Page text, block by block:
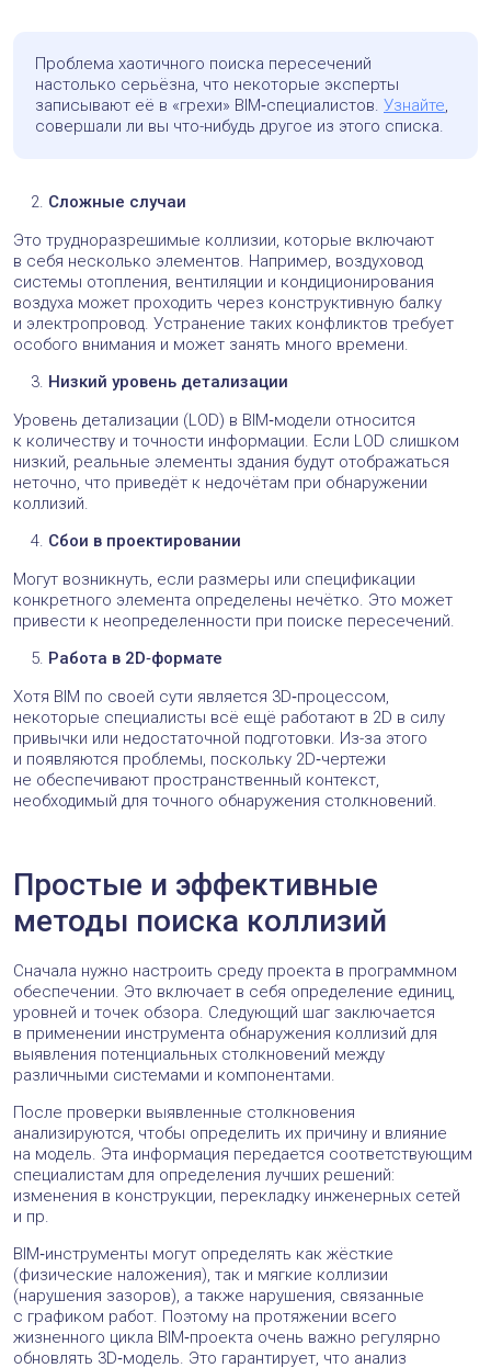
Проблема хаотичного поиска пересечений
настолько серьёзна, что некоторые эксперты
записывают её в «грехи» BIM‑специалистов. Узнайте,
совершали ли вы что-нибудь другое из этого списка.
Сложные случаи
Это трудноразрешимые коллизии, которые включают
в себя несколько элементов. Например, воздуховод
системы отопления, вентиляции и кондиционирования
воздуха может проходить через конструктивную балку
и электропровод. Устранение таких конфликтов требует
особого внимания и может занять много времени.
Низкий уровень детализации
Уровень детализации (LOD) в BIM‑модели относится
к количеству и точности информации. Если LOD слишком
низкий, реальные элементы здания будут отображаться
неточно, что приведёт к недочётам при обнаружении
коллизий.
Сбои в проектировании
Могут возникнуть, если размеры или спецификации
конкретного элемента определены нечётко. Это может
привести к неопределенности при поиске пересечений.
Работа в 2D‑формате
Хотя BIM по своей сути является 3D‑процессом,
некоторые специалисты всё ещё работают в 2D в силу
привычки или недостаточной подготовки. Из-за этого
и появляются проблемы, поскольку 2D‑чертежи
не обеспечивают пространственный контекст,
необходимый для точного обнаружения столкновений.
Простые и эффективные
методы поиска коллизий
Сначала нужно настроить среду проекта в программном
обеспечении. Это включает в себя определение единиц,
уровней и точек обзора. Следующий шаг заключается
в применении инструмента обнаружения коллизий для
выявления потенциальных столкновений между
различными системами и компонентами.
После проверки выявленные столкновения
анализируются, чтобы определить их причину и влияние
на модель. Эта информация передается соответствующим
специалистам для определения лучших решений:
изменения в конструкции, перекладку инженерных сетей
и пр.
BIM‑инструменты могут определять как жёсткие
(физические наложения), так и мягкие коллизии
(нарушения зазоров), а также нарушения, связанные
с графиком работ. Поэтому на протяжении всего
жизненного цикла BIM‑проекта очень важно регулярно
обновлять 3D‑модель. Это гарантирует, что анализ